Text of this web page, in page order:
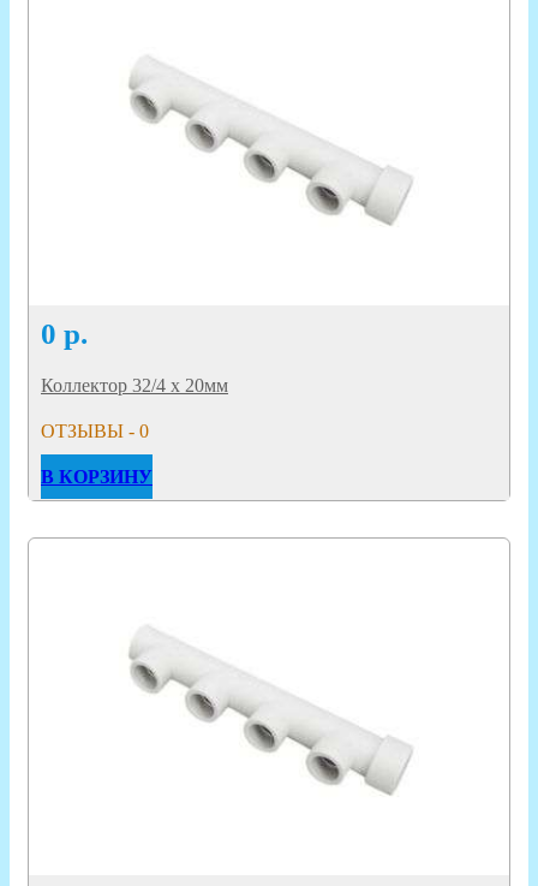
0 р.
Коллектор 32/4 х 20мм
ОТЗЫВЫ - 0
В КОРЗИНУ